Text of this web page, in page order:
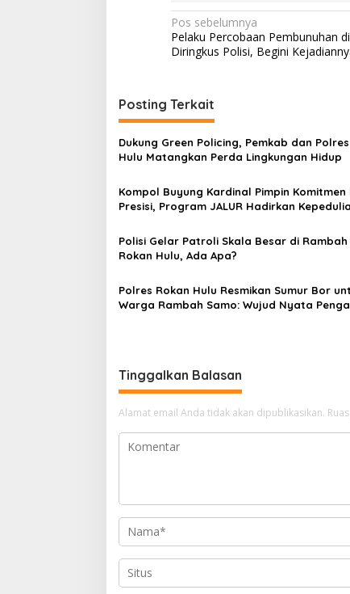
Navigasi
pos
Pos sebelumnya
Pelaku Percobaan Pembunuhan
Diringkus Polisi, Begini
Posting Terkait
Dukung Green Policing, Pemkab dan
Hulu Matangkan Perda Lingkungan Hidup
Kompol Buyung Kardinal Pimpin Komitmen
Presisi, Program JALUR Hadirkan
Polisi Gelar Patroli Skala Besar di Rambah
Rokan Hulu, Ada Apa?
Polres Rokan Hulu Resmikan Sumur Bor
Warga Rambah Samo: Wujud Nyata
Tinggalkan Balasan
Alamat email Anda tidak akan dipublikasikan.